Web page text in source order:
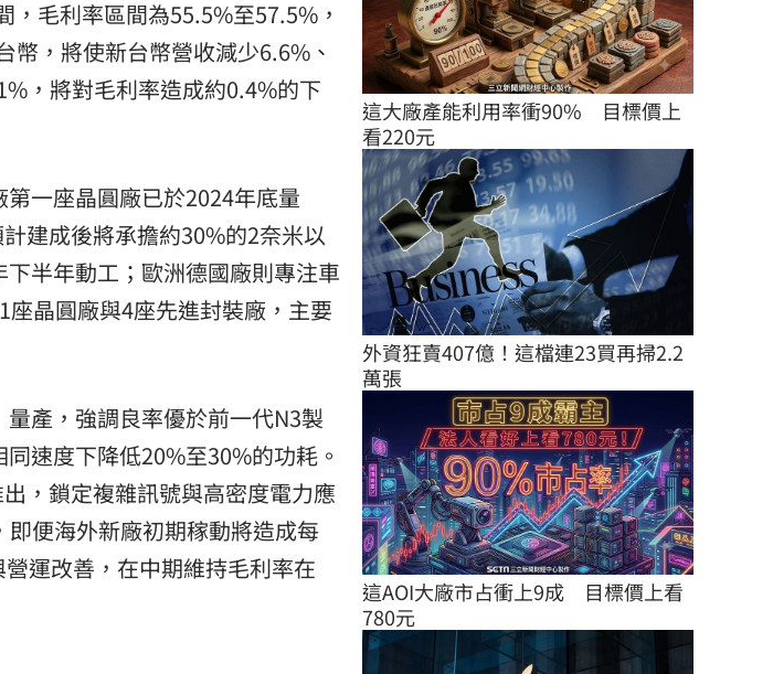
毛利率區間為55.5%至57.5%，
，將使新台幣營收減少6.6%、
，將對毛利率造成約0.4%的下
一座晶圓廠已於2024年底量
建成後將承擔約30%的2奈米以
半年動工；歐洲德國廠則專注車
晶圓廠與4座先進封裝廠，主要
產，強調良率優於前一代N3製
速度下降低20%至30%的功耗。
，鎖定複雜訊號與高密度電力應
便海外新廠初期稼動將造成每
運改善，在中期維持毛利率在
這大廠產能利用率衝90%　目標價上
看220元
外資狂賣407億！這檔連23買再掃2.2
萬張
這AOI大廠市占衝上9成　目標價上看
780元